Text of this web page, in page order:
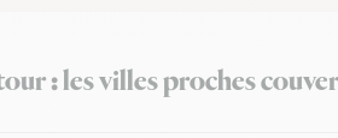
: les villes proches